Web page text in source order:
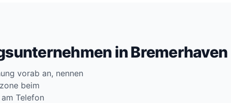
in Bremerhaven
vorab an, nennen
beim
Telefon